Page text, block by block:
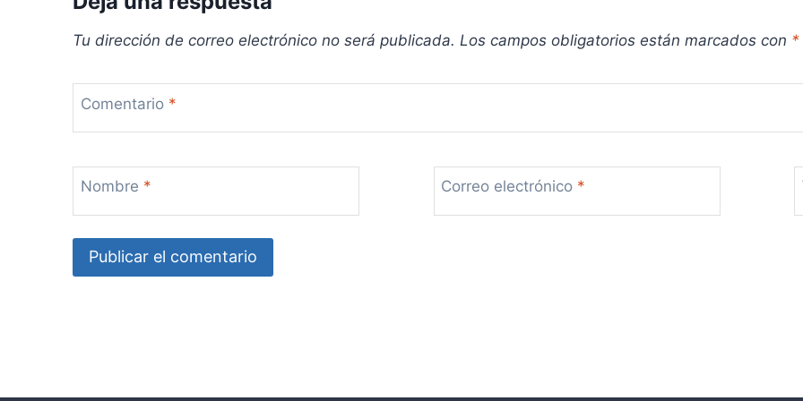
Tu dirección de correo electrónico no será publicada. Los campos obligatorios están marcados con *
Comentario *
Nombre * Correo electrónico *